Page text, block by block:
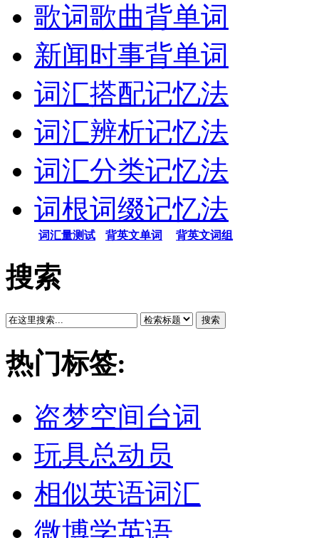
歌词歌曲背单词
新闻时事背单词
词汇搭配记忆法
词汇辨析记忆法
词汇分类记忆法
词根词缀记忆法
词汇量测试 背英文单词 背英文词组
搜索
搜索
热门标签:
盗梦空间台词
玩具总动员
相似英语词汇